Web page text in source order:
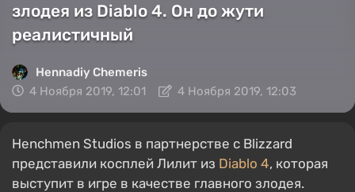
злодея из Diablo 4. Он до жути
реалистичный
Hennadiy Chemеris
4 Ноября 2019, 12:01
4 Ноября 2019, 12:03
Henchmen Studios в партнерстве с Blizzard
представили косплей Лилит из Diablo 4, которая
выступит в игре в качестве главного злодея.